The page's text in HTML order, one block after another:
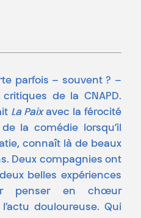
parfois – souvent ? –
de la CNAPD.
La Paixavec la férocité
la comédie lorsqu’il
connaît là de beaux
Deux compagnies ont
belles expériences
penser en chœur
douloureuse. Qui